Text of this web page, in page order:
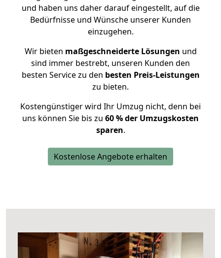
und haben uns daher darauf eingestellt, auf die
Bedürfnisse und Wünsche unserer Kunden
einzugehen.
Wir bieten maßgeschneiderte Lösungen und
sind immer bestrebt, unseren Kunden den
besten Service zu den besten Preis-Leistungen
zu bieten.
Kostengünstiger wird Ihr Umzug nicht, denn bei
uns können Sie bis zu 60 % der Umzugskosten
sparen.
Kostenlose Angebote erhalten